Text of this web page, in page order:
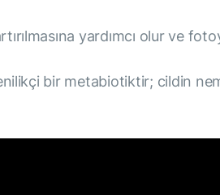
yardımcı olur ve
bir metabiotiktir; cildin